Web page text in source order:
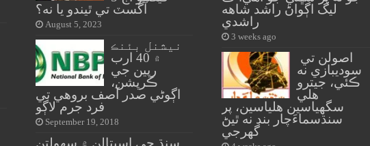
آگسٽ تي ٿيندو يا نه؟
August 5, 2023
نيشنل بئنڪ
۾ 40 ارب
رپين جي
ڪرپشن،
اڳوڻي صدر آصف بروهي تي
فرد جرم لاڳو
September 19, 2018
سنڌ جي اسپتالن ۾ سهولتن
ليگ اڳواڻ راشد شاهه
راشدي
3 weeks ago
سوديبازي نه
ڪئي، جيترو
هلي
سگهياسين هلياسين، پر
سنڌسماءَچار بند نه ٿيڻ
گهرجي